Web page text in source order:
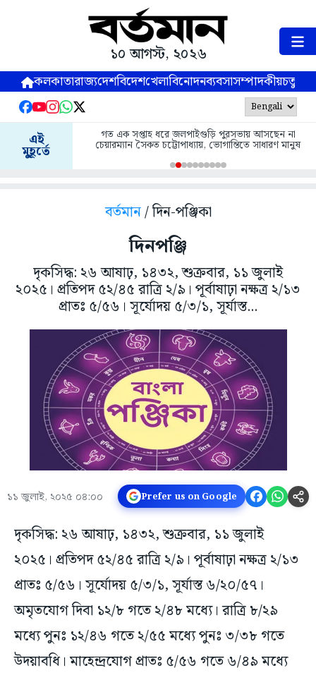
১০ আগস্ট, ২০২৬
কলকাতারাজ্যদেশবিদেশখেলাবিনোদনব্যবসাসম্পাদকীয়
এই
মুহূর্তে
গত এক সপ্তাহ ধরে জলপাইগুড়ি পুরসভায় আসছেন না
চেয়ারম্যান সৈকত চট্টোপাধ্যায়, ভোগান্তিতে সাধারণ মানুষ
বর্তমান/ দিন-পঞ্জিকা
দিনপঞ্জি
দৃকসিদ্ধ: ২৬ আষাঢ়, ১৪৩২, শুক্রবার, ১১ জুলাই
২০২৫। প্রতিপদ ৫২/৪৫ রাত্রি ২/৯। পূর্বাষাঢ়া নক্ষত্র ২/১৩
প্রাতঃ ৫/৫৬। সূর্যোদয় ৫/৩/১, সূর্যাস্ত...
১১ জুলাই, ২০২৫ ০৪:০০ Prefer us on Google
দৃকসিদ্ধ: ২৬ আষাঢ়, ১৪৩২, শুক্রবার, ১১ জুলাই
২০২৫। প্রতিপদ ৫২/৪৫ রাত্রি ২/৯। পূর্বাষাঢ়া নক্ষত্র ২/১৩
প্রাতঃ ৫/৫৬। সূর্যোদয় ৫/৩/১, সূর্যাস্ত ৬/২০/৫৭।
অমৃতযোগ দিবা ১২/৮ গতে ২/৪৮ মধ্যে। রাত্রি ৮/২৯
মধ্যে পুনঃ ১২/৪৬ গতে ২/৫৫ মধ্যে পুনঃ ৩/৩৮ গতে
উদয়াবধি। মাহেন্দ্রযোগ প্রাতঃ ৫/৫৬ গতে ৬/৪৯ মধ্যে